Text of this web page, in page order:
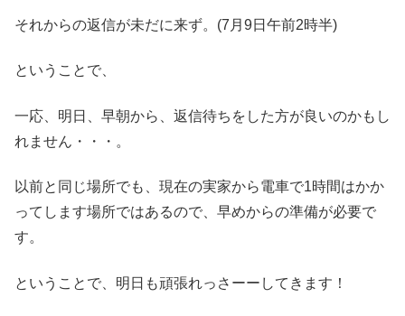
それからの返信が未だに来ず。(7月9日午前2時半)
ということで、
一応、明日、早朝から、返信待ちをした方が良いのかもし
れません・・・。
以前と同じ場所でも、現在の実家から電車で1時間はかか
ってします場所ではあるので、早めからの準備が必要で
す。
ということで、明日も頑張れっさーーしてきます！